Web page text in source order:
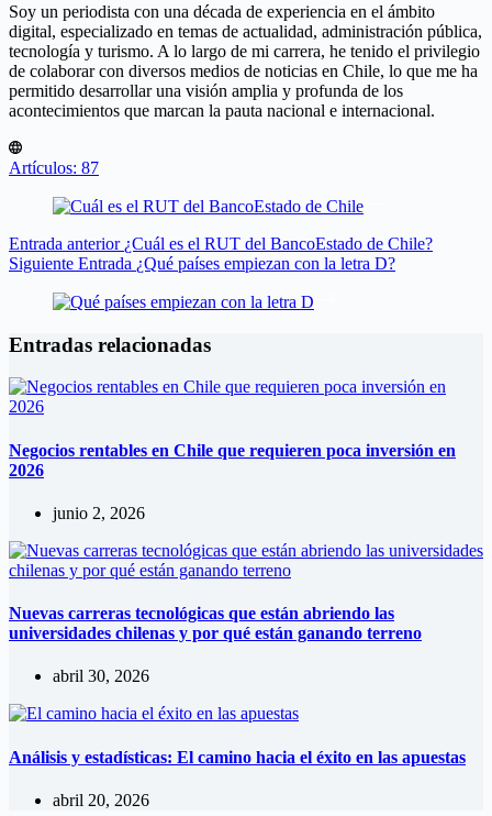
Soy un periodista con una década de experiencia en el ámbito
digital, especializado en temas de actualidad, administración pública,
tecnología y turismo. A lo largo de mi carrera, he tenido el privilegio
de colaborar con diversos medios de noticias en Chile, lo que me ha
permitido desarrollar una visión amplia y profunda de los
acontecimientos que marcan la pauta nacional e internacional.
Artículos: 87
Entrada anterior ¿Cuál es el RUT del BancoEstado de Chile?
Siguiente Entrada ¿Qué países empiezan con la letra D?
Entradas relacionadas
Negocios rentables en Chile que requieren poca inversión en
2026
junio 2, 2026
Nuevas carreras tecnológicas que están abriendo las
universidades chilenas y por qué están ganando terreno
abril 30, 2026
Análisis y estadísticas: El camino hacia el éxito en las apuestas
abril 20, 2026